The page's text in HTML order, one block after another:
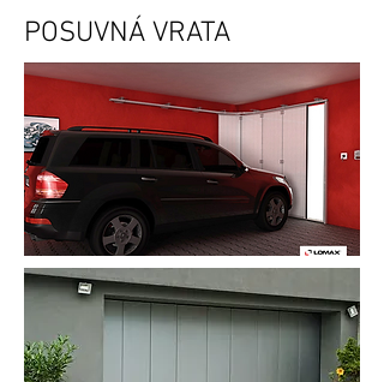
POSUVNÁ VRATA